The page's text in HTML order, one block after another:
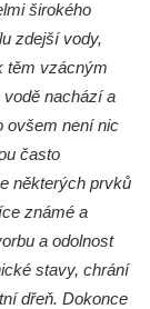
širokého
zdejší vody,
těm vzácným
nachází a
ovšem není nic
často
některých prvků
známé a
a odolnost
stavy, chrání
dřeň. Dokonce